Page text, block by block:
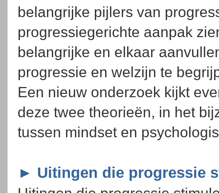
belangrijke pijlers van
progressiegerichte aanpak
belangrijke en elkaar
progressie en welzijn te
Een nieuw onderzoek kijkt
deze twee theorieën, in het
tussen mindset en
► Uitingen die progressie